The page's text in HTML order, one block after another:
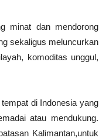
minat dan mendorong
sekaligus meluncurkan
komoditas unggul,
di Indonesia yang
atau mendukung.
Kalimantan,untuk